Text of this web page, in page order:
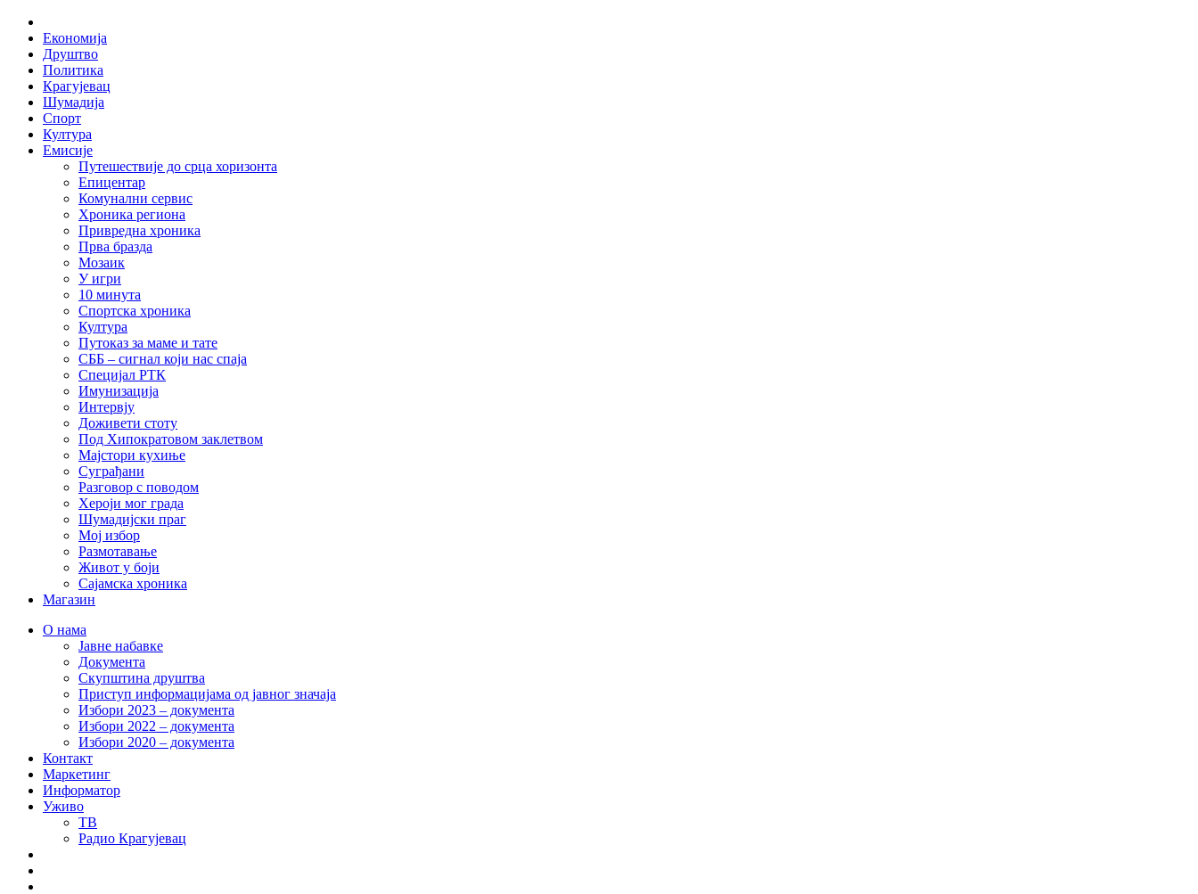
Skip
content
Економија
Друштво
Политика
Крагујевац
Шумадија
Спорт
Култура
Емисије
Путешествије до срца хоризонта
Епицентар
Комунални сервис
Хроника региона
Привредна хроника
Прва бразда
Мозаик
У игри
10 минута
Спортска хроника
Култура
Путоказ за маме и тате
СББ – сигнал који нас спаја
Специјал РТК
Имунизација
Интервју
Доживети стоту
Под Хипократовом заклетвом
Мајстори кухиње
Суграђани
Разговор с поводом
Хероји мог града
Шумадијски праг
Мој избор
Размотавање
Живот у боји
Сајамска хроника
Магазин
О нама
Јавне набавке
Документа
Скупштина друштва
Приступ информацијама од јавног значаја
Избори 2023 – документа
Избори 2022 – документа
Избори 2020 – документа
Контакт
Маркетинг
Информатор
Уживо
ТВ
Радио Крагујевац